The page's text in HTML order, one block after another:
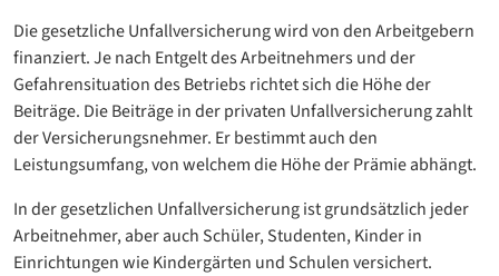
Die gesetzliche Unfallversicherung wird von den Arbeitgebern
finanziert. Je nach Entgelt des Arbeitnehmers und der
Gefahrensituation des Betriebs richtet sich die Höhe der
Beiträge. Die Beiträge in der privaten Unfallversicherung zahlt
der Versicherungsnehmer. Er bestimmt auch den
Leistungsumfang, von welchem die Höhe der Prämie abhängt.
In der gesetzlichen Unfallversicherung ist grundsätzlich jeder
Arbeitnehmer, aber auch Schüler, Studenten, Kinder in
Einrichtungen wie Kindergärten und Schulen versichert.